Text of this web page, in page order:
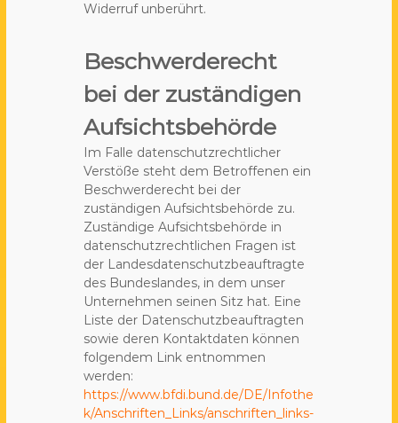
Widerruf unberührt.
Beschwerderecht
bei der zuständigen
Aufsichtsbehörde
Im Falle datenschutzrechtlicher
Verstöße steht dem Betroffenen ein
Beschwerderecht bei der
zuständigen Aufsichtsbehörde zu.
Zuständige Aufsichtsbehörde in
datenschutzrechtlichen Fragen ist
der Landesdatenschutzbeauftragte
des Bundeslandes, in dem unser
Unternehmen seinen Sitz hat. Eine
Liste der Datenschutzbeauftragten
sowie deren Kontaktdaten können
folgendem Link entnommen
werden:
https://www.bfdi.bund.de/DE/Infothe
k/Anschriften_Links/anschriften_links-